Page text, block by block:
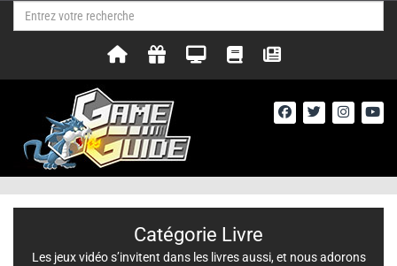
Catégorie Livre
Les jeux vidéo s’invitent dans les livres aussi, et nous adorons